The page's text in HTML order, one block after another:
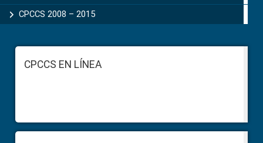
CPCCS 2008 – 2015
FooterCPCCS EN LÍNEA